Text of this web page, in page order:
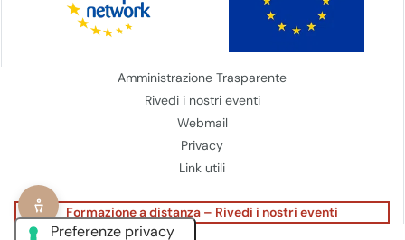
Amministrazione Trasparente
Rivedi i nostri eventi
Webmail
Privacy
Link utili
Formazione a distanza – Rivedi i nostri eventi